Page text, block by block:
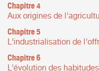
Chapitre 4
Aux origines de
Chapitre 5
L’industrialisation de
Chapitre 6
L’évolution des